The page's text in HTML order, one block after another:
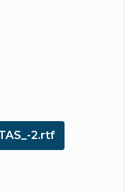
2.rtf